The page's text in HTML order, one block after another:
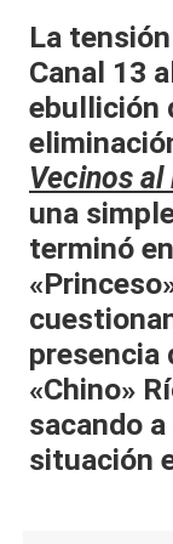
al
it
y
s,
T
V
y
R
e
d
e
La
Canal 13
ebullición
Vecinos
una
terminó
presencia
«Chino»
sacando
situación